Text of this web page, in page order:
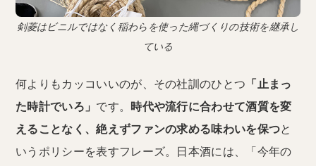
剣菱はビニルではなく稲わらを使った縄づくりの技術を継承し
ている
何よりもカッコいいのが、その社訓のひとつ 「止まっ
た時計でいろ」 です。 時代や流行に合わせて酒質を変
えることなく、絶えずファンの求める味わいを保つと
いうポリシーを表すフレーズ。日本酒には、「今年の